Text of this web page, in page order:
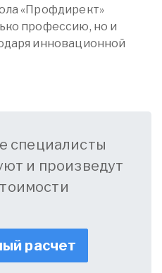
«Профдирект»
профессию, но и
инновационной
специалисты
и произведут
расчет